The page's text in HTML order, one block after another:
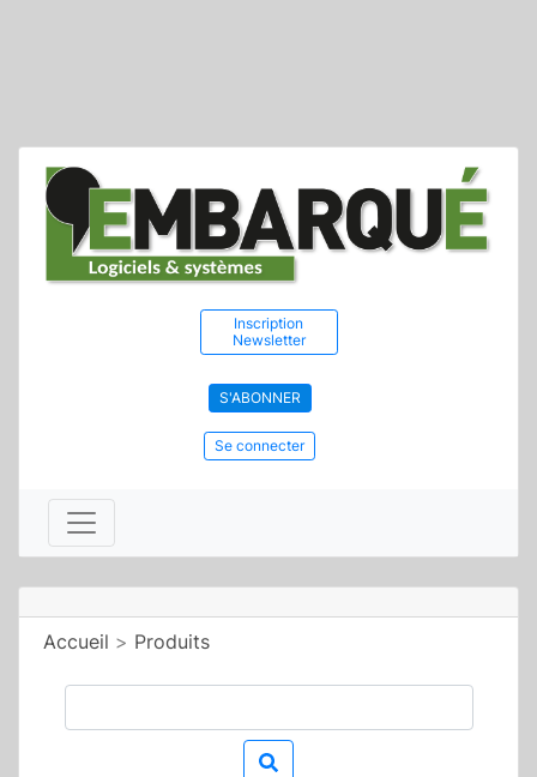
Inscription
Newsletter
S'ABONNER
Se connecter
Accueil > Produits